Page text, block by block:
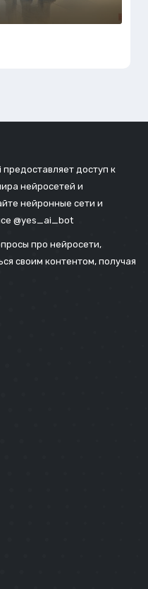
доступ к
нейросетей и
нейронные сети и
@yes_ai_bot
про нейросети,
своим контентом, получая